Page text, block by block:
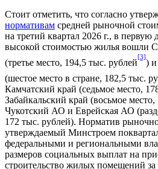
Стоит отметить, что согласно
нормативам средней рыночной
на третий квартал 2026 г., в первую
высокой стоимостью жилья вошли
(третье место, 194,5 тыс. рублей
[3]
)
(шестое место в стране, 182,5 тыс.
Камчатский край (седьмое место,
Забайкальский край (восьмое
Чукотский АО и Еврейская АО
172 тыс. рублей). Норматив
утверждаемый Минстроем
федеральными и региональными
размеров социальных выплат на
строительство жилых помещений за